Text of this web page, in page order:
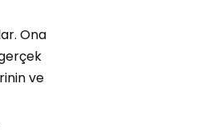
Ona
ve